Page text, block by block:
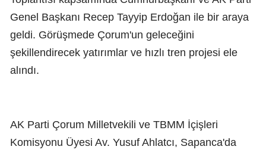
Genel Başkanı Recep Tayyip Erdoğan ile bir araya
geldi. Görüşmede Çorum'un geleceğini
şekillendirecek yatırımlar ve hızlı tren projesi ele
alındı.
AK Parti Çorum Milletvekili ve TBMM İçişleri
Komisyonu Üyesi Av. Yusuf Ahlatcı, Sapanca'da